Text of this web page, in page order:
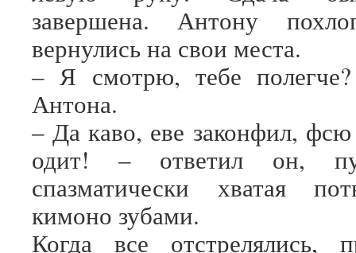
завершена. Антону
вернулись на свои места.
– Я смотрю, тебе
Антона.
– Да каво, еве законфил,
одит! – ответил он,
спазматически хватая
кимоно зубами.
Когда все отстрелялись,